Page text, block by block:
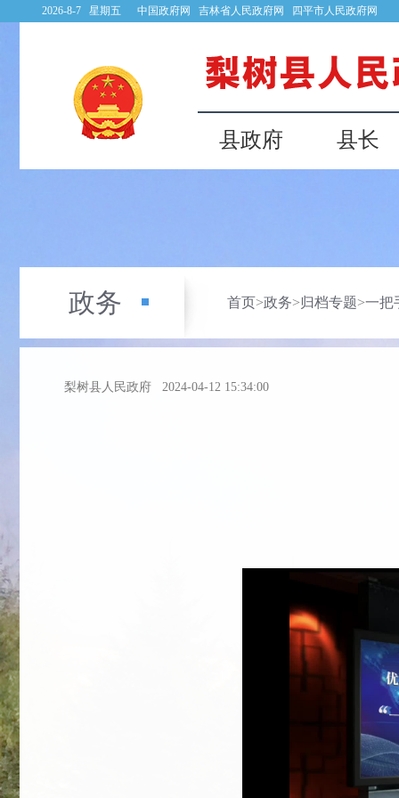
2026-8-7 星期五 中国政府网 吉林省人民政府网 四平市人民政府网
县政府 县长
政务 首页>政务>归档专题>一把
梨树县人民政府 2024-04-12 15:34:00